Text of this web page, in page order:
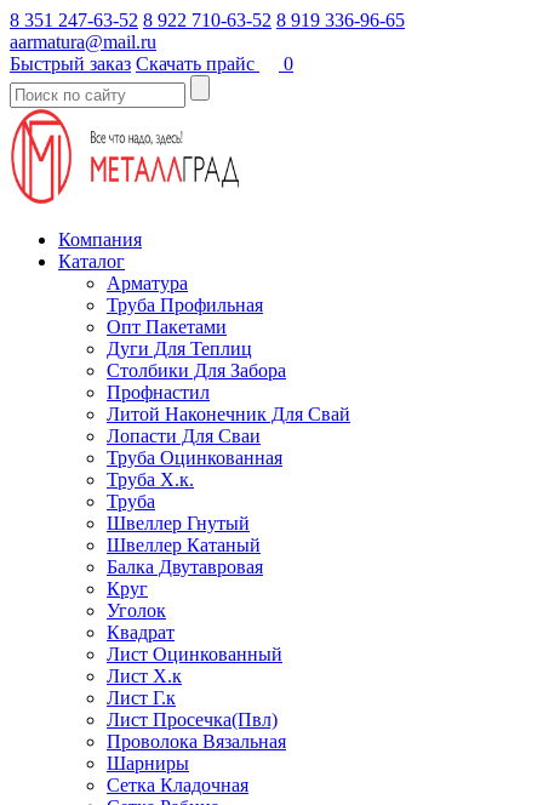
8 351 247-63-52 8 922 710-63-52 8 919 336-96-65
aarmatura@mail.ru
Быстрый заказ Скачать прайс 0
Компания
Каталог
Арматура
Труба Профильная
Опт Пакетами
Дуги Для Теплиц
Столбики Для Забора
Профнастил
Литой Наконечник Для Свай
Лопасти Для Сваи
Труба Оцинкованная
Труба Х.к.
Труба
Швеллер Гнутый
Швеллер Катаный
Балка Двутавровая
Круг
Уголок
Квадрат
Лист Оцинкованный
Лист Х.к
Лист Г.к
Лист Просечка(Пвл)
Проволока Вязальная
Шарниры
Сетка Кладочная